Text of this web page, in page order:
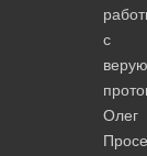
с
Олег